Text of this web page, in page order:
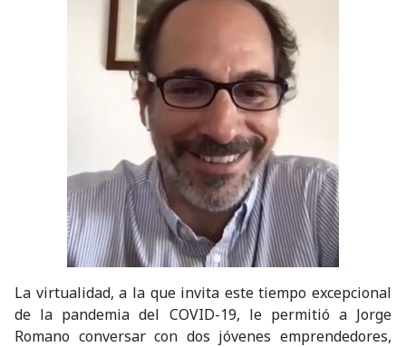
La virtualidad, a la que invita este tiempo excepcional
de la pandemia del COVID-19, le permitió a Jorge
Romano conversar con dos jóvenes emprendedores,